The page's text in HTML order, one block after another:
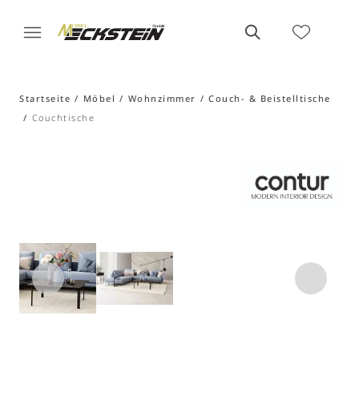
Startseite Möbel Wohnzimmer
Couch- & Beistelltische
Couchtische